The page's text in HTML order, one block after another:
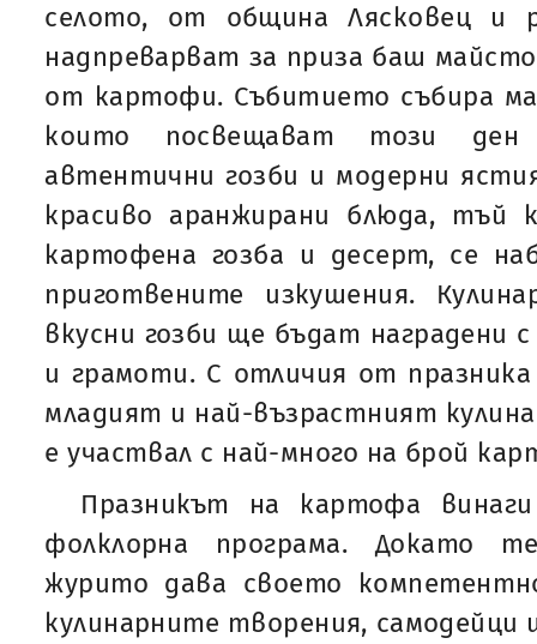
селото, от община Лясковец и
надпреварват за приза баш
от картофи. Събитието събира
които посвещават този
автентични гозби и модерни
красиво аранжирани блюда, тъй
картофена гозба и десерт, се
приготвените изкушения.
вкусни гозби ще бъдат наградени
и грамоти. С отличия от
младият и най-възрастният
е участвал с най-много на брой
Празникът на картофа
фолклорна програма. Докато
журито дава своето
кулинарните творения,